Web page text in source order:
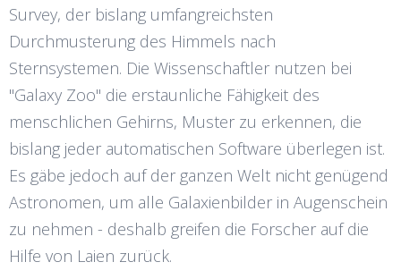
Survey, der bislang umfangreichsten
Durchmusterung des Himmels nach
Sternsystemen. Die Wissenschaftler nutzen bei
"Galaxy Zoo" die erstaunliche Fähigkeit des
menschlichen Gehirns, Muster zu erkennen, die
bislang jeder automatischen Software überlegen ist.
Es gäbe jedoch auf der ganzen Welt nicht genügend
Astronomen, um alle Galaxienbilder in Augenschein
zu nehmen - deshalb greifen die Forscher auf die
Hilfe von Laien zurück.